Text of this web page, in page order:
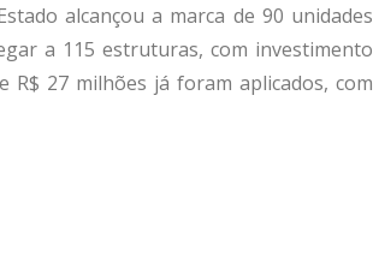
alcançou a marca de 90 unidades
a 115 estruturas, com investimento
R$ 27 milhões já foram aplicados, com